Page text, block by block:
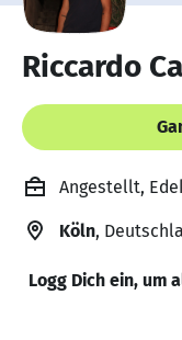
Riccardo
Angestellt,
Köln,
Logg Dich ein, um